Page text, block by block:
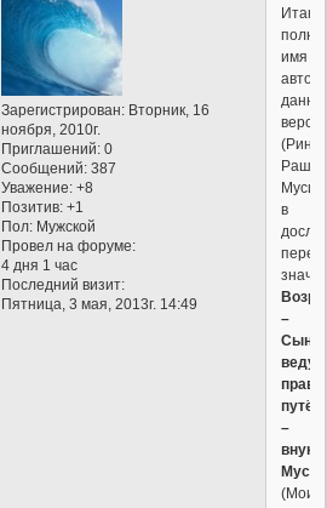
Зарегистрирован: Вторник, 16
ноября, 2010г.
Приглашений: 0
Сообщений: 387
Уважение: +8
Позитив: +1
Пол: Мужской
Провел на форуме:
4 дня 1 час
Последний визит:
Пятница, 3 мая, 2013г. 14:49
Итак,
имя
(Ринат
в
–
Сын
путём
–
внук
Мусы